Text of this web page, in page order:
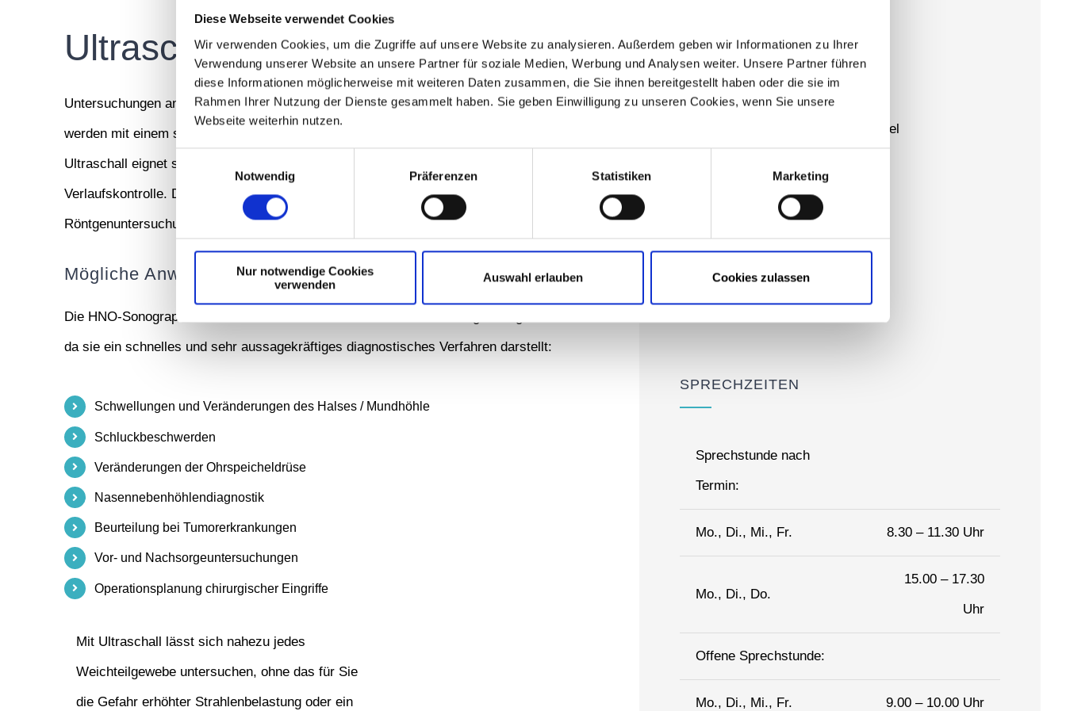
Diese Webseite verwendet Cookies
Wir verwenden Cookies, um die Zugriffe auf unsere Website zu analysieren. Außerdem geben wir Informationen zu Ihrer
Verwendung unserer Website an unsere Partner für soziale Medien, Werbung und Analysen weiter. Unsere Partner führen
diese Informationen möglicherweise mit weiteren Daten zusammen, die Sie ihnen bereitgestellt haben oder die sie im
Rahmen Ihrer Nutzung der Dienste gesammelt haben. Sie geben Einwilligung zu unseren Cookies, wenn Sie unsere
Webseite weiterhin nutzen.
Notwendig
Präferenzen Statistiken Marketing
Nur notwendige Cookies
verwenden
Auswahl erlauben Cookies zulassen
Ultraschalldiagnostik
Untersuchungen an den Halsweichteilen, z.B. bei einer Lymphknotenschwellung,
werden mit einem sogenannten B-Scan Ultraschallgerät durchgeführt. Dieses
Ultraschall eignet sich auch gut zur Nasennebenhöhlendiagnostik und auch zu dessen
Verlaufskontrolle. Durch die HNO-Sonographie kann oftmals auf eine
Röntgenuntersuchungen verzichtet werden.
Mögliche Anwendungen bei HNO-Untersuchungen
Die HNO-Sonographie wird bei Verdacht auf verschiedene Erkrankungen eingesetzt,
da sie ein schnelles und sehr aussagekräftiges diagnostisches Verfahren darstellt:
Schwellungen und Veränderungen des Halses / Mundhöhle
Schluckbeschwerden
Veränderungen der Ohrspeicheldrüse
Nasennebenhöhlendiagnostik
Beurteilung bei Tumorerkrankungen
Vor- und Nachsorgeuntersuchungen
Operationsplanung chirurgischer Eingriffe
Mit Ultraschall lässt sich nahezu jedes
Weichteilgewebe untersuchen, ohne das für Sie
die Gefahr erhöhter Strahlenbelastung oder ein
GERNE FÜR SIE DA
HNO Praxis Dr. med. Stephan Neidel
069 880678
praxis@hno-neidel.de
63065 Offenbach
SPRECHZEITEN
Sprechstunde nach
Termin:
Mo., Di., Mi., Fr. 8.30 – 11.30 Uhr
Mo., Di., Do.
15.00 – 17.30
Uhr
Offene Sprechstunde:
Mo., Di., Mi., Fr. 9.00 – 10.00 Uhr